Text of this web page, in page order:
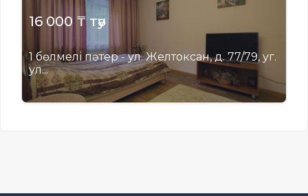
16 000 ₸ тәу
1 бөлмелі пәтер - ул. Желтоксан, д. 77/79, уг.
ул...